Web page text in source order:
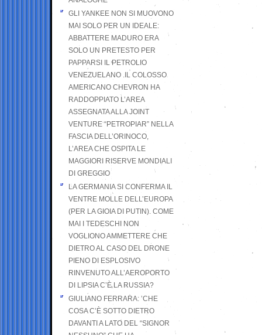
GLI YANKEE NON SI MUOVONO
MAI SOLO PER UN IDEALE:
ABBATTERE MADURO ERA
SOLO UN PRETESTO PER
PAPPARSI IL PETROLIO
VENEZUELANO .IL COLOSSO
AMERICANO CHEVRON HA
RADDOPPIATO L’AREA
ASSEGNATA ALLA JOINT
VENTURE “PETROPIAR” NELLA
FASCIA DELL’ORINOCO,
L’AREA CHE OSPITA LE
MAGGIORI RISERVE MONDIALI
DI GREGGIO
LA GERMANIA SI CONFERMA IL
VENTRE MOLLE DELL’EUROPA
(PER LA GIOIA DI PUTIN). COME
MAI I TEDESCHI NON
VOGLIONO AMMETTERE CHE
DIETRO AL CASO DEL DRONE
PIENO DI ESPLOSIVO
RINVENUTO ALL’AEROPORTO
DI LIPSIA C’È LA RUSSIA?
GIULIANO FERRARA: ’CHE
COSA C’È SOTTO DIETRO
DAVANTI A LATO DEL “SIGNOR